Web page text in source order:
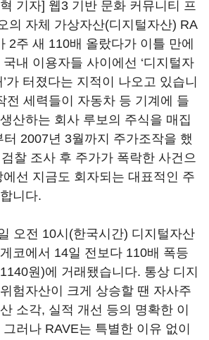
기자] 웹3 기반 문화 커뮤니티 프
의 자체 가상자산(디지털자산) RA
2주 새 110배 올랐다가 이틀 만에
내 이용자들 사이에선 ‘디지털자
가 터졌다는 지적이 나오고 있습니
전 세력들이 자동차 등 기계에 들
산하는 회사 루보의 주식을 매집
2007년 3월까지 주가조작을 했
찰 조사 후 주가가 폭락한 사건으
선 지금도 회자되는 대표적인 주
니다.
오전 10시(한국시간) 디지털자산
코에서 14일 전보다 110배 폭등
원)에 거래됐습니다. 통상 디지
험자산이 크게 상승할 땐 자사주
소각, 실적 개선 등의 명확한 이
러나 RAVE는 특별한 이유 없이